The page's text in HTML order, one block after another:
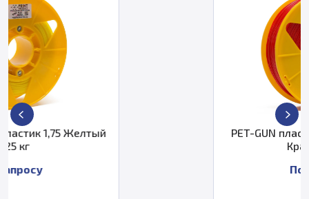
PET-GUN пластик PrintProduct 2,85